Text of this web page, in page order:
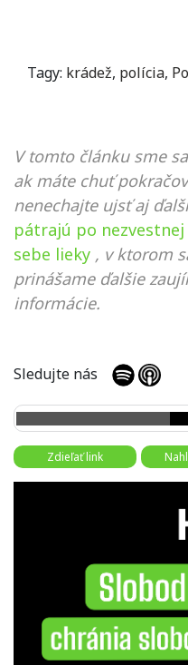
Tagy: krádež, polícia,
V tomto článku sme
ak máte chuť
nenechajte ujsť aj
pátrajú po
sebe lieky , v ktorom
prinášame ďalšie
informácie.
Sledujte nás
Zdieľať link